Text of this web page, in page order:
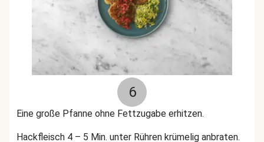
6
Eine große Pfanne ohne Fettzugabe erhitzen.
Hackfleisch 4 – 5 Min. unter Rühren krümelig anbraten.